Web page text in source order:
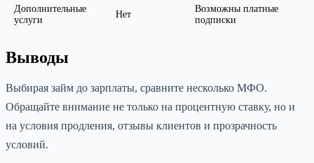
Дополнительные
услуги
Нет
Возможны платные
подписки
Выводы
Выбирая займ до зарплаты, сравните несколько МФО.
Обращайте внимание не только на процентную ставку, но и
на условия продления, отзывы клиентов и прозрачность
условий.